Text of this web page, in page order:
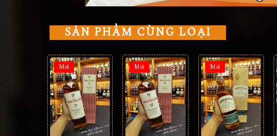
SẢN PHẨM CÙNG LOẠI
Mới Mới Mới